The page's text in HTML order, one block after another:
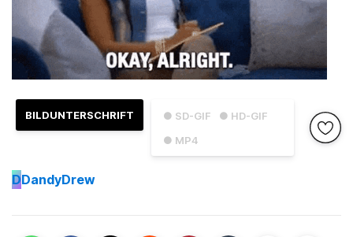
● SD-GIF
● HD-GIF
● MP4
BILDUNTERSCHRIFT
DDandyDrew